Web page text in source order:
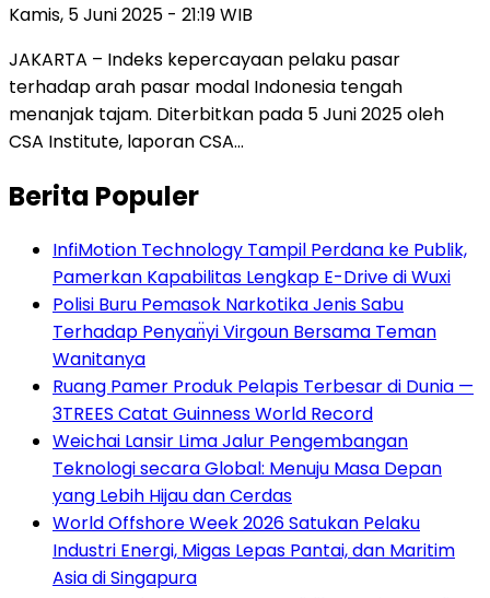
Kamis, 5 Juni 2025 - 21:19 WIB
JAKARTA – Indeks kepercayaan pelaku pasar
terhadap arah pasar modal Indonesia tengah
menanjak tajam. Diterbitkan pada 5 Juni 2025 oleh
CSA Institute, laporan CSA…
Berita Populer
InfiMotion Technology Tampil Perdana ke Publik,
Pamerkan Kapabilitas Lengkap E-Drive di Wuxi
Polisi Buru Pemasok Narkotika Jenis Sabu
Terhadap Penyan̈yi Virgoun Bersama Teman
Wanitanya
Ruang Pamer Produk Pelapis Terbesar di Dunia —
3TREES Catat Guinness World Record
Weichai Lansir Lima Jalur Pengembangan
Teknologi secara Global: Menuju Masa Depan
yang Lebih Hijau dan Cerdas
World Offshore Week 2026 Satukan Pelaku
Industri Energi, Migas Lepas Pantai, dan Maritim
Asia di Singapura